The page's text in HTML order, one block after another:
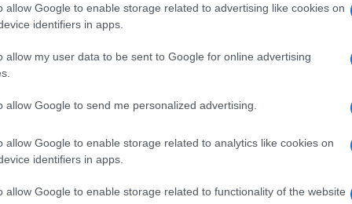
allow Google to enable storage related to advertising like cookies on
identifiers in apps.
allow my user data to be sent to Google for online advertising
allow Google to send me personalized advertising.
allow Google to enable storage related to analytics like cookies on
identifiers in apps.
allow Google to enable storage related to functionality of the website
un impacto directo en las criptomonedas.
en la firma de trading cripto
en IA». Las criptomonedas están reaccionando a
está afectando a otros activos de riesgo.
influyentes
consenso cada vez más firme en torno a alzas de
tasas este año, elevando el rango objetivo al